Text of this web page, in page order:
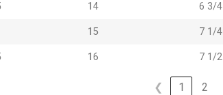
14 6 3/4
15 7 1/4
16 7 1/2
❮ 1 2